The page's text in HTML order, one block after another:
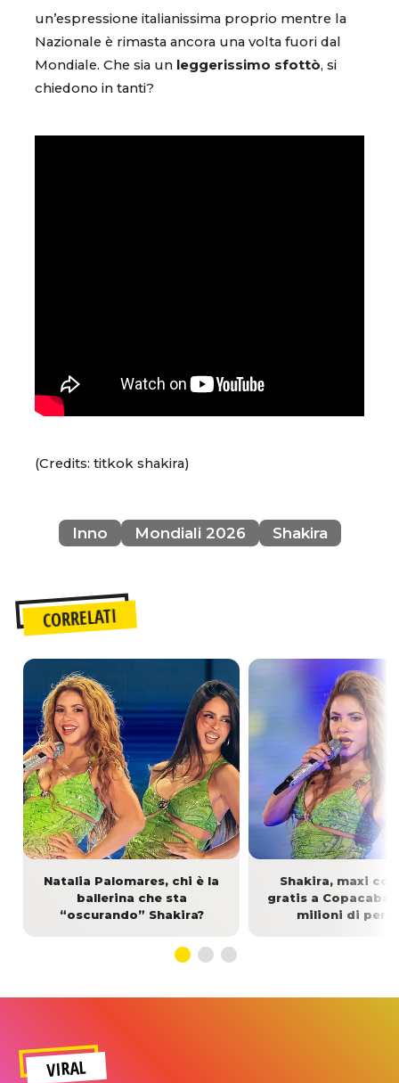
un’espressione italianissima proprio mentre la
Nazionale è rimasta ancora una volta fuori dal
Mondiale. Che sia un leggerissimo sfottò, si
chiedono in tanti?
(Credits: titkok shakira)
Inno Mondiali 2026 Shakira
CORRELATI
Natalia Palomares, chi è la
ballerina che sta
“oscurando” Shakira?
Shakira, maxi
gratis a
milioni di
VIRAL